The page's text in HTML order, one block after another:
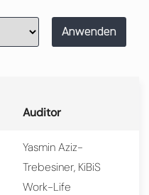
Anwenden
Auditor
Yasmin Aziz-
Trebesiner, KiBiS
Work-Life